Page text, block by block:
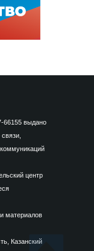
выдано
центр
материалов
Казанский